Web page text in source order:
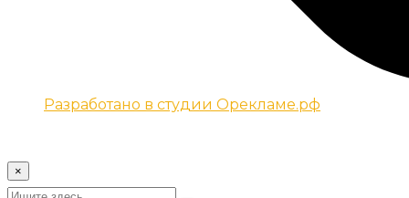
Разработано в студии Орекламе.рф
×